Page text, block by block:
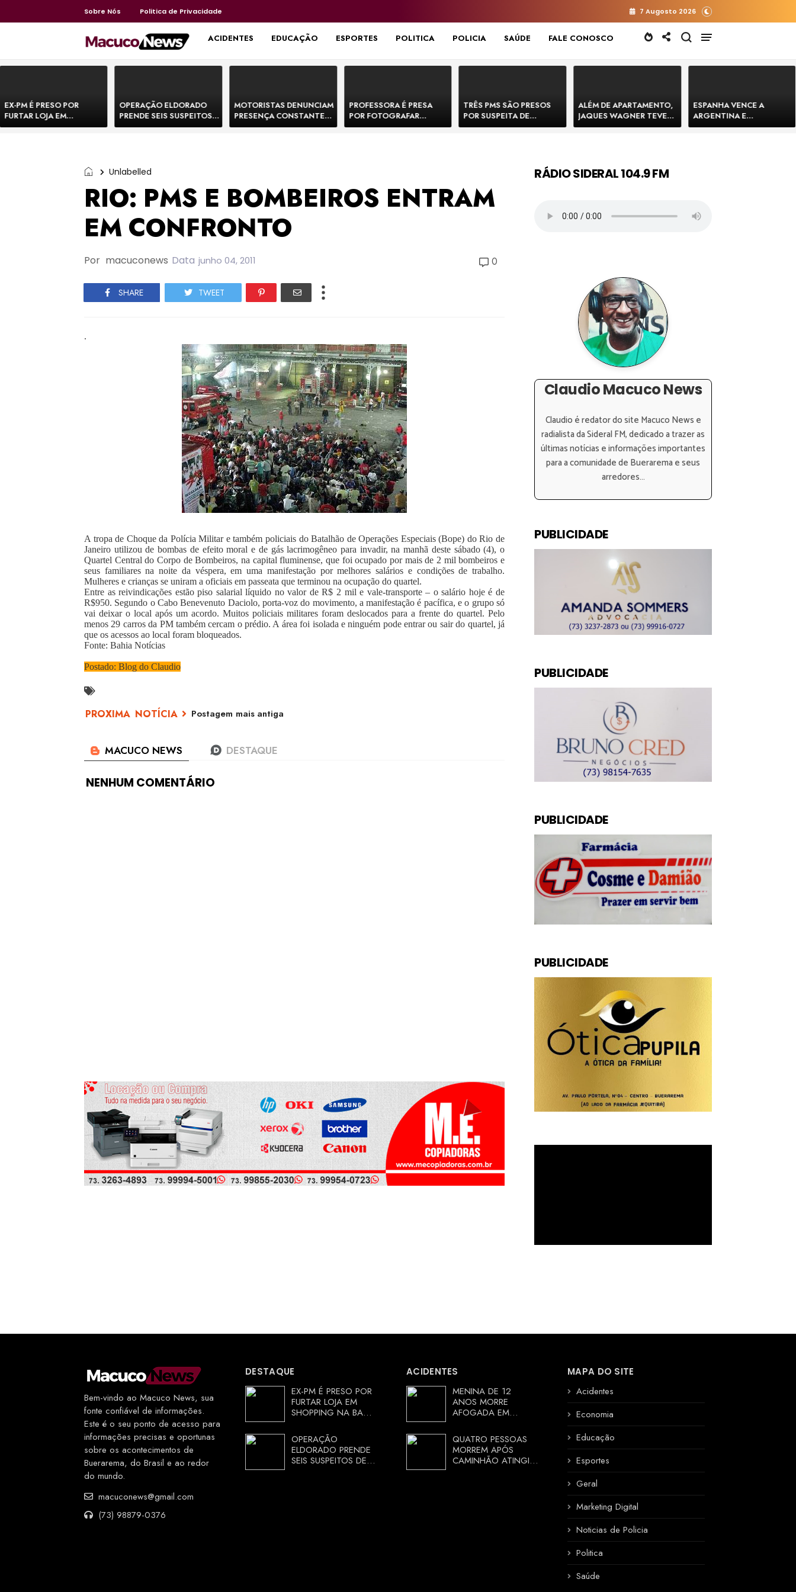
Sobre Nós Politica de Privacidade 7 Augosto 2026
HOME ACIDENTES EDUCAÇÃO ESPORTES POLITICA POLICIA SAÚDE FALE CONOSCO
EX-PM É PRESO POR
FURTAR LOJA EM
SHOPPING NA BAHIA E
OPERAÇÃO ELDORADO
PRENDE SEIS SUSPEITOS
DE MOVIMENTAR R$ 25
MOTORISTAS DENUNCIAM
PRESENÇA CONSTANTE
DE BOVINOS NA BR-330 E
PROFESSORA É PRESA
POR FOTOGRAFAR
PARTES ÍNTIMAS DE
TRÊS PMS SÃO PRESOS
POR SUSPEITA DE
EXECUTAR DOIS HOMENS
ALÉM DE APARTAMENTO,
JAQUES WAGNER TEVE
VENDA DE TERRENO PARA
ESPANHA VENCE A
ARGENTINA E
CONQUISTA A COPA DO
Unlabelled
RIO: PMS E BOMBEIROS ENTRAM
EM CONFRONTO
Por macuconews Data junho 04, 2011 0
SHARE TWEET
.
A tropa de Choque da Polícia Militar e também policiais do Batalhão de Operações Especiais (Bope) do Rio de
Janeiro utilizou de bombas de efeito moral e de gás lacrimogêneo para invadir, na manhã deste sábado (4), o
Quartel Central do Corpo de Bombeiros, na capital fluminense, que foi ocupado por mais de 2 mil bombeiros e
seus familiares na noite da véspera, em uma manifestação por melhores salários e condições de trabalho.
Mulheres e crianças se uniram a oficiais em passeata que terminou na ocupação do quartel.
Entre as reivindicações estão piso salarial líquido no valor de R$ 2 mil e vale-transporte – o salário hoje é de
R$950. Segundo o Cabo Benevenuto Daciolo, porta-voz do movimento, a manifestação é pacífica, e o grupo só
vai deixar o local após um acordo. Muitos policiais militares foram deslocados para a frente do quartel. Pelo
menos 29 carros da PM também cercam o prédio. A área foi isolada e ninguém pode entrar ou sair do quartel, já
que os acessos ao local foram bloqueados.
Fonte: Bahia Notícias
Postado: Blog do Claudio
Postagem mais antiga
NENHUM COMENTÁRIO
RÁDIO SIDERAL 104.9 FM
Claudio Macuco News
Claudio é redator do site Macuco News e
radialista da Sideral FM, dedicado a trazer as
últimas notícias e informações importantes
para a comunidade de Buerarema e seus
arredores...
PUBLICIDADE
PUBLICIDADE
PUBLICIDADE
PUBLICIDADE
Bem-vindo ao Macuco News, sua
fonte confiável de informações.
Este é o seu ponto de acesso para
informações precisas e oportunas
sobre os acontecimentos de
Buerarema, do Brasil e ao redor
do mundo.
macuconews@gmail.com
(73) 98879-0376
DESTAQUE
EX-PM É PRESO POR
FURTAR LOJA EM
SHOPPING NA BAHIA
CORRENDO DE
DELEGACIA
OPERAÇÃO
ELDORADO PRENDE
SEIS SUSPEITOS DE
ACIDENTES
MENINA DE 12
ANOS MORRE
AFOGADA EM
RURAL DE ARACI,
BAHIA; POLÍCIA
INVESTIGA
CIRCUNSTÂNCIAS
QUATRO PESSOAS
MORREM APÓS
CAMINHÃO ATINGIR
MAPA DO SITE
Acidentes
Economia
Educação
Esportes
Geral
Marketing Digital
Noticias de Policia
Politica
Saúde